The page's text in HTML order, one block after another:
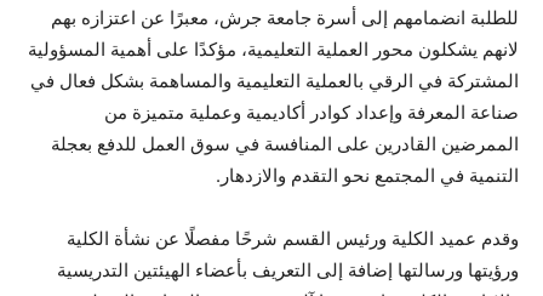
للطلبة انضمامهم إلى أسرة جامعة جرش، معبرًا عن اعتزازه بهم
لانهم يشكلون محور العملية التعليمية، مؤكدًا على أهمية المسؤولية
المشتركة في الرقي بالعملية التعليمية والمساهمة بشكل فعال في
صناعة المعرفة وإعداد كوادر أكاديمية وعملية متميزة من
الممرضين القادرين على المنافسة في سوق العمل للدفع بعجلة
التنمية في المجتمع نحو التقدم والازدهار.
وقدم عميد الكلية ورئيس القسم شرحًا مفصلًا عن نشأة الكلية
ورؤيتها ورسالتها إضافة إلى التعريف بأعضاء الهيئتين التدريسية